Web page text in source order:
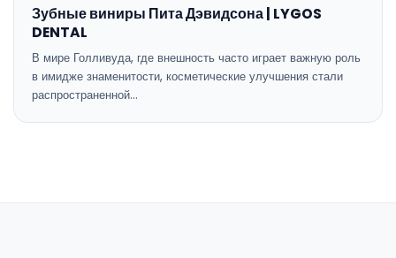
Зубные виниры Пита Дэвидсона | LYGOS
DENTAL
В мире Голливуда, где внешность часто играет важную роль
в имидже знаменитости, косметические улучшения стали
распространенной…